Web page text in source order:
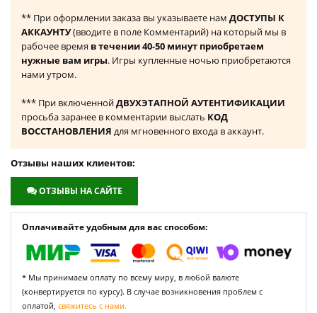
** При оформлении заказа вы указываете нам ДОСТУПЫ К
АККАУНТУ(вводите в поле Комментарий) на который мы в
рабочее время в течении 40-50 минут приобретаем
нужные вам игры. Игры купленные ночью приобретаются
нами утром.
*** При включеннойДВУХЭТАПНОЙ АУТЕНТИФИКАЦИИ
просьба заранее в комментарии выслать КОД
ВОССТАНОВЛЕНИЯ для мгновенного входа в аккаунт.
Отзывы наших клиентов:
ОТЗЫВЫ НА САЙТЕ
Оплачивайте удобным для вас способом:
* Мы принимаем оплату по всему миру, в любой валюте
(конвертируется по курсу). В случае возникновения проблем с
оплатой, свяжитесь с нами.